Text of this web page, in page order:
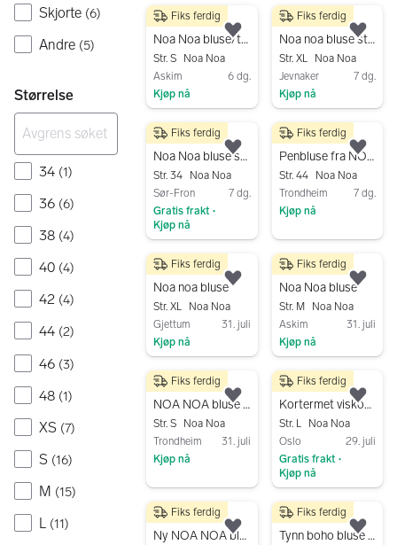
Skjorte (6)
Andre (5)
Størrelse
34 (1)
36 (6)
38 (4)
40 (4)
42 (4)
44 (2)
46 (3)
48 (1)
XS (7)
S (16)
M (15)
L (11)
250 kr
Noa Noa bluse/tunika vintage
Str. S
Noa Noa
Askim
6 dg.
Kjøp nå
Fiks ferdig
Legg til som favoritt.
100 kr
Noa noa bluse str 46
Str. XL
Noa Noa
Jevnaker
7 dg.
Kjøp nå
Fiks ferdig
100 kr
Noa Noa bluse str 34 i 100 % viscose // produsert i India
Str. 34
Noa Noa
Sør-Fron
7 dg.
Gratis frakt •
Kjøp nå
Fiks ferdig
Legg til som favoritt.
250 kr
Penbluse fra NOA NOA
Str. 44
Noa Noa
Trondheim
7 dg.
Kjøp nå
Fiks ferdig
Gå til annonsen
80 kr
Noa noa bluse
Str. XL
Noa Noa
Gjettum
31. juli
Kjøp nå
Fiks ferdig
Legg til som favoritt.
230 kr
Noa Noa bluse
Str. M
Noa Noa
Askim
31. juli
Kjøp nå
Fiks ferdig
190 kr
NOA NOA bluse passer str small 100% viscose
Str. S
Noa Noa
Trondheim
31. juli
Kjøp nå
Fiks ferdig
Legg til som favoritt.
Gå til annonsen
260 kr
Kortermet viskosebluse fra NoaNoa
Str. L
Noa Noa
Oslo
29. juli
Gratis frakt •
Kjøp nå
Fiks ferdig
399 kr
Ny NOA NOA bluse
Fiks ferdig
Legg til som favoritt.
150 kr
Tynn boho bluse i bomull (Noa Noa), str. 40
Fiks ferdig